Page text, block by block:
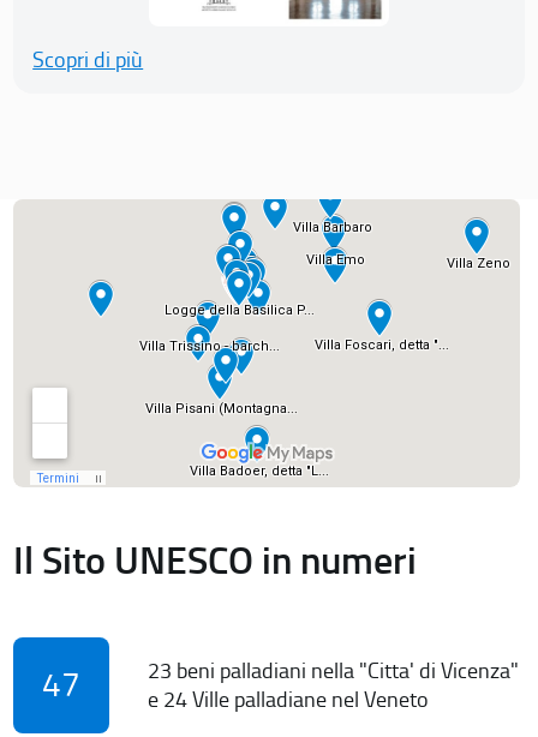
Scopri di più
Il Sito UNESCO in numeri
47
23 beni palladiani nella "Citta' di Vicenza"
e 24 Ville palladiane nel Veneto